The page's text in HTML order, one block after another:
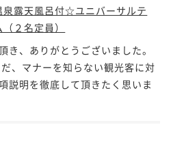
泉露天風呂付☆ユニバーサルテ
２名定員）
き、ありがとうございました。
、マナーを知らない観光客に対
説明を徹底して頂きたく思いま